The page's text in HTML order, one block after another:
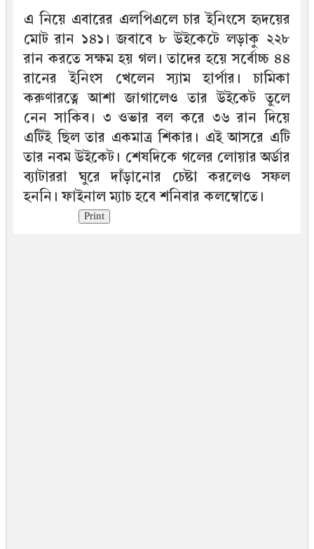
এ নিয়ে এবারের এলপিএলে চার ইনিংসে হৃদয়ের
মোট রান ১৪১। জবাবে ৮ উইকেটে লড়াকু ২২৮
রান করতে সক্ষম হয় গল। তাদের হয়ে সর্বোচ্চ ৪৪
রানের ইনিংস খেলেন স্যাম হার্পার। চামিকা
করুণারত্নে আশা জাগালেও তার উইকেট তুলে
নেন সাকিব। ৩ ওভার বল করে ৩৬ রান দিয়ে
এটিই ছিল তার একমাত্র শিকার। এই আসরে এটি
তার নবম উইকেট। শেষদিকে গলের লোয়ার অর্ডার
ব্যাটাররা ঘুরে দাঁড়ানোর চেষ্টা করলেও সফল
হননি। ফাইনাল ম্যাচ হবে শনিবার কলম্বোতে।
Print